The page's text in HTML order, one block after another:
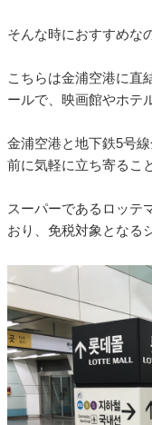
そんな時におすすめな
こちらは金浦空港に直
ールで、映画館やホテ
金浦空港と地下鉄5号
前に気軽に立ち寄るこ
スーパーであるロッテ
おり、免税対象となる